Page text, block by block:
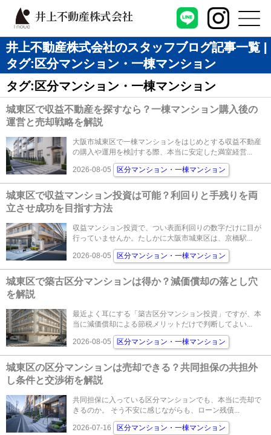
井上不動産株式会社
井上不動産株式会社のスタッフブログ記事一覧 |
タグ:区分マンション・一棟マンション
タグ:区分マンション・一棟マンション
城東区で収益不動産を探すなら？一棟マンション購入後の
運営と売却戦略を解説
大阪市城東区で一棟マンションをはじめとする収益不動産
の購入や運用を検討する際、本当に安定した満室経営...
2026-08-05 区分マンション・一棟マンション
城東区で収益マンション投資は可能？利回りと手残りを両
立させ成功を目指す方法
収益マンション投資で、つい表面利回りの数字だけに目が
行っていませんか。たしかに大阪市城東区は、京橋駅...
2026-08-05 区分マンション・一棟マンション
城東区で築古区分マンションは得か？減価償却の落とし穴
を解説
最近よく耳にする「築古区分マンション投資」ですが、本
当に減価償却による節税メリットだけで判断してよい...
2026-08-05 区分マンション・一棟マンション
城東区の区分マンションは売却できる？共同担保の共担外
し条件と交渉術を解説
共同担保に入っている区分マンションでも、本当に売却で
きるのか。 そう不安に感じながらも、ローン残債...
2026-07-16 区分マンション・一棟マンション